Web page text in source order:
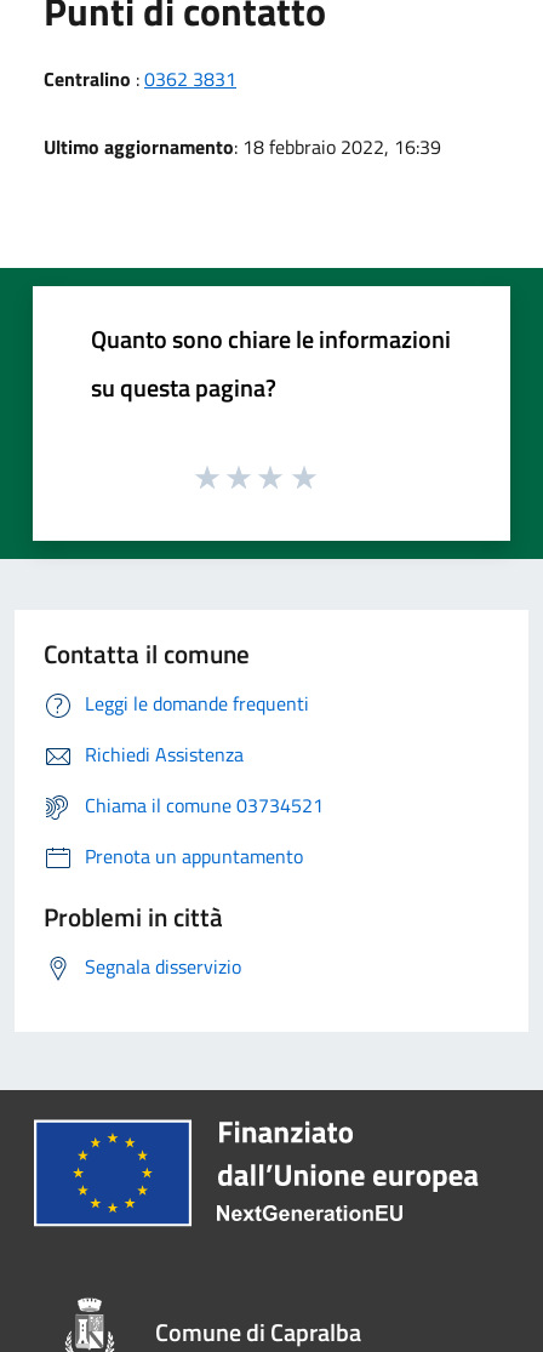
Centralino :0362 3831
Ultimo aggiornamento: 18 febbraio 2022, 16:39
Quanto sono chiare le informazioni
su questa pagina?
Contatta il comune
Leggi le domande frequenti
Richiedi Assistenza
Chiama il comune 03734521
Prenota un appuntamento
Problemi in città
Segnala disservizio
Comune di Capralba